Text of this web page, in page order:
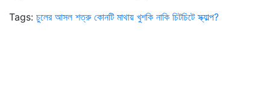
Tags: চুলের আসল শত্রু কোনটি মাথায় খুশকি নাকি চিটচিটে স্ক্যাল্প?